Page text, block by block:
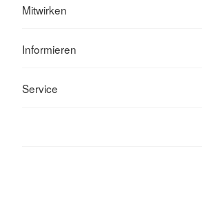
Mitwirken
Informieren
Service